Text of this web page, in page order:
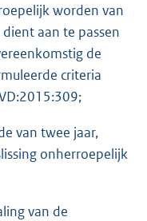
worden van
aan te passen
de
criteria
van twee jaar,
onherroepelijk
van de